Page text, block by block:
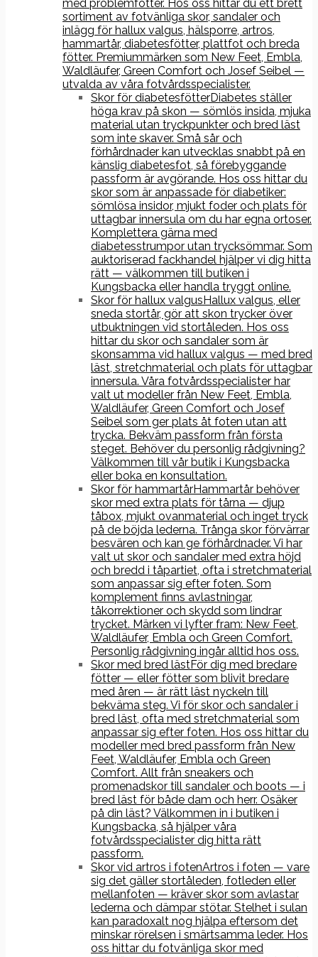
med problemfötter. Hos oss hittar du ett brett
sortiment av fotvänliga skor, sandaler och
inlägg för hallux valgus, hälsporre, artros,
hammartår, diabetesfötter, plattfot och breda
fötter. Premiummärken som New Feet, Embla,
Waldläufer, Green Comfort och Josef Seibel —
utvalda av våra fotvårdsspecialister.
Skor för diabetesfötterDiabetes ställer
höga krav på skon — sömlös insida, mjuka
material utan tryckpunkter och bred läst
som inte skaver. Små sår och
förhårdnader kan utvecklas snabbt på en
känslig diabetesfot, så förebyggande
passform är avgörande. Hos oss hittar du
skor som är anpassade för diabetiker:
sömlösa insidor, mjukt foder och plats för
uttagbar innersula om du har egna ortoser.
Komplettera gärna med
diabetesstrumpor utan trycksömmar. Som
auktoriserad fackhandel hjälper vi dig hitta
rätt — välkommen till butiken i
Kungsbacka eller handla tryggt online.
Skor för hallux valgusHallux valgus, eller
sneda stortår, gör att skon trycker över
utbuktningen vid stortåleden. Hos oss
hittar du skor och sandaler som är
skonsamma vid hallux valgus — med bred
läst, stretchmaterial och plats för uttagbar
innersula. Våra fotvårdsspecialister har
valt ut modeller från New Feet, Embla,
Waldläufer, Green Comfort och Josef
Seibel som ger plats åt foten utan att
trycka. Bekväm passform från första
steget. Behöver du personlig rådgivning?
Välkommen till vår butik i Kungsbacka
eller boka en konsultation.
Skor för hammartårHammartår behöver
skor med extra plats för tårna — djup
tåbox, mjukt ovanmaterial och inget tryck
på de böjda lederna. Trånga skor förvärrar
besvären och kan ge förhårdnader. Vi har
valt ut skor och sandaler med extra höjd
och bredd i tåpartiet, ofta i stretchmaterial
som anpassar sig efter foten. Som
komplement finns avlastningar,
tåkorrektioner och skydd som lindrar
trycket. Märken vi lyfter fram: New Feet,
Waldläufer, Embla och Green Comfort.
Personlig rådgivning ingår alltid hos oss.
Skor med bred lästFör dig med bredare
fötter — eller fötter som blivit bredare
med åren — är rätt läst nyckeln till
bekväma steg. Vi för skor och sandaler i
bred läst, ofta med stretchmaterial som
anpassar sig efter foten. Hos oss hittar du
modeller med bred passform från New
Feet, Waldläufer, Embla och Green
Comfort. Allt från sneakers och
promenadskor till sandaler och boots — i
bred läst för både dam och herr. Osäker
på din läst? Välkommen in i butiken i
Kungsbacka, så hjälper våra
fotvårdsspecialister dig hitta rätt
passform.
Skor vid artros i fotenArtros i foten — vare
sig det gäller stortåleden, fotleden eller
mellanfoten — kräver skor som avlastar
lederna och dämpar stötar. Stelhet i sulan
kan paradoxalt nog hjälpa eftersom det
minskar rörelsen i smärtsamma leder. Hos
oss hittar du fotvänliga skor med